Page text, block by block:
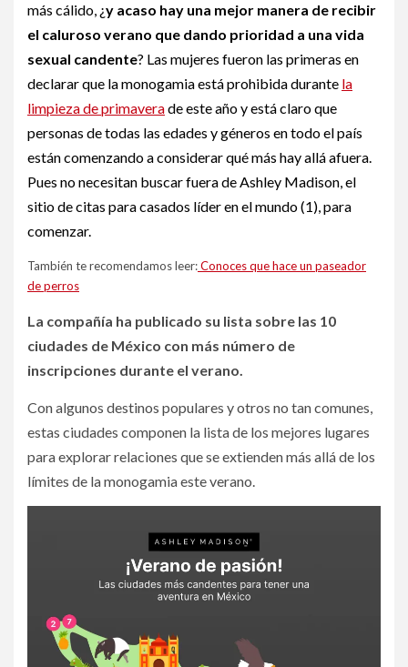
más cálido, ¿y acaso hay una mejor manera de recibir
el caluroso verano que dando prioridad a una vida
sexual candente? Las mujeres fueron las primeras en
declarar que la monogamia está prohibida durante la
limpieza de primaverade este año y está claro que
personas de todas las edades y géneros en todo el país
están comenzando a considerar qué más hay allá afuera.
Pues no necesitan buscar fuera de Ashley Madison, el
sitio de citas para casados líder en el mundo (1), para
comenzar.
También te recomendamos leer:Conoces que hace un paseador
de perros
La compañía ha publicado su lista sobre las 10
ciudades de México con más número de
inscripciones durante el verano.
Con algunos destinos populares y otros no tan comunes,
estas ciudades componen la lista de los mejores lugares
para explorar relaciones que se extienden más allá de los
límites de la monogamia este verano.